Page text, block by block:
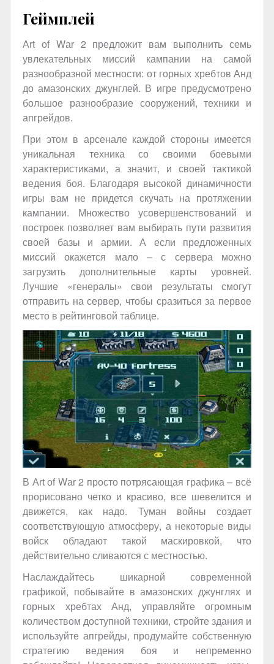
Геймплей
Аrt оf Wаr 2 предложит вам выполнить семь
увлекательных миссий кампании на самой
разнообразной местности: от горных хребтов Анд
до амазонских джунглей. В игре предусмотрено
большое разнообразие сооружений, техники и
апгрейдов.
При этом в арсенале каждой стороны имеется
уникальная техника со своими боевыми
характеристиками, а значит, и своей тактикой
ведения боя. Благодаря высокой динамичности
игры вам не придется скучать на протяжении
кампании. Множество усовершенствований и
построек позволяет вам выбирать пути развития
своей базы и армии. А если предложенных
миссий окажется мало – с сервера можно
загрузить дополнительные карты уровней.
Лучшие «генералы» свои результаты смогут
отправить на сервер, чтобы сразиться за первое
место в рейтинговой таблице.
В Аrt оf Wаr 2 просто потрясающая графика – всё
прорисовано четко и красиво, все шевелится и
движется, как надо. Туман войны создает
соответствующую атмосферу, а некоторые виды
войск обладают такой маскировкой, что
действительно сливаются с местностью.
Наслаждайтесь шикарной современной
графикой, побывайте в амазонских джунглях и
горных хребтах Анд, управляйте огромным
количеством доступной техники, стройте здания и
используйте апгрейды, продумайте собственную
стратегию ведения боя и непременно